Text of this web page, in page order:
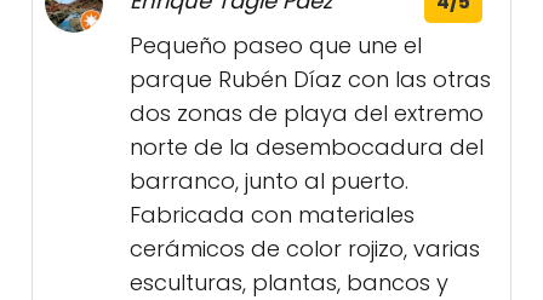
Pequeño paseo que une el
parque Rubén Díaz con las otras
dos zonas de playa del extremo
norte de la desembocadura del
barranco, junto al puerto.
Fabricada con materiales
cerámicos de color rojizo, varias
esculturas, plantas, bancos y